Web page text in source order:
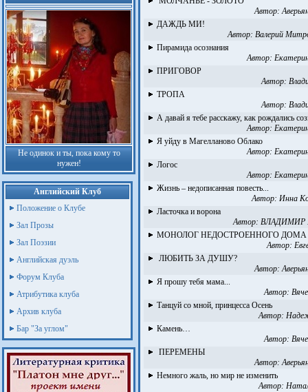
Не одинок и ты, пока кому то
нужен!
Английский Клуб
Положение о Клубе
Зал Прозы
Зал Поэзии
Английская дуэль
Форум Клуба
Атрибутика клуба
Архив клуба
Бар "За углом"
Автор:
ДАЖДЬ МИ!
Автор: Валерий
Пирамида осознания
Автор:
ПРИГОВОР
Автор:
ТРОПА
Автор:
А давай я тебе расскажу, как рождались
Автор:
Я уйду в Магелланово Облако
Автор:
Логос
Автор:
Жизнь – недописанная повесть...
Автор: Инна
Ласточка и ворона
Автор: ВЛАДИМИР
МОНОЛОГ НЕДОСТРОЕННОГО ДОМА
Автор:
ЛЮБИТЬ ЗА ДУШУ?
Автор:
Я прошу тебя мама...
Автор:
Танцуй со мной, принцесса Осень
Автор:
Камень…
Автор:
ПЕРЕМЕНЫ
Автор:
Немного жаль, но мир не изменить
Автор: